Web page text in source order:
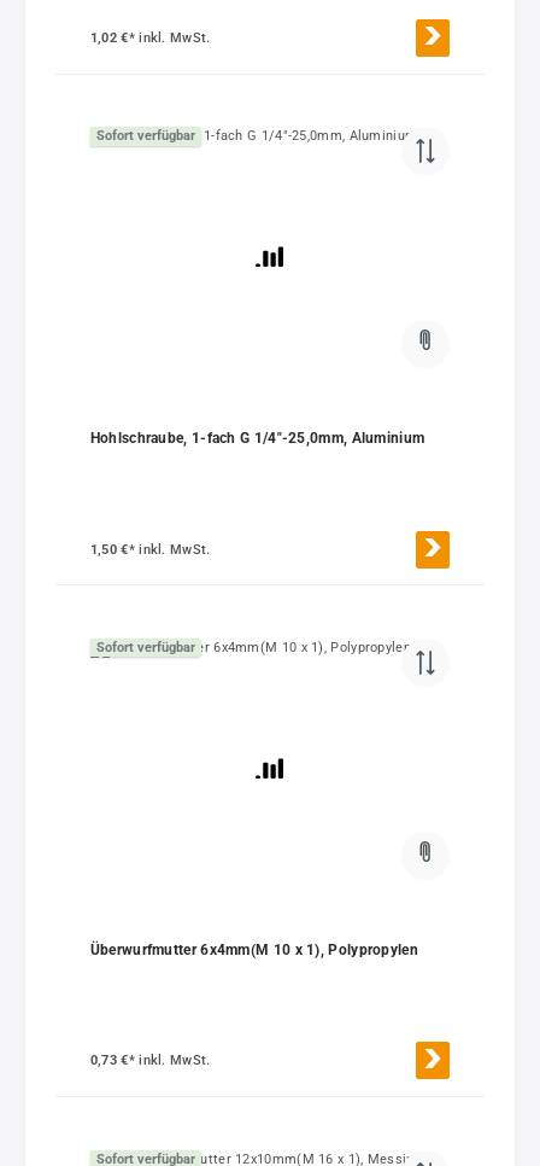
1,02 €*inkl. MwSt.
Sofort verfügbar
Hohlschraube, 1-fach G 1/4"-25,0mm, Aluminium
1,50 €*inkl. MwSt.
Sofort verfügbar
Überwurfmutter 6x4mm(M 10 x 1), Polypropylen
0,73 €*inkl. MwSt.
Sofort verfügbar